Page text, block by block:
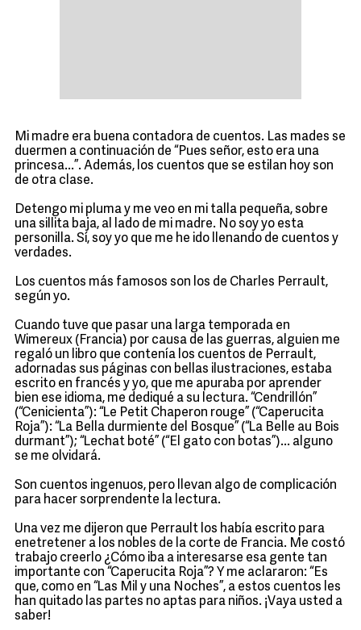
Mi madre era buena contadora de cuentos. Las mades se
duermen a continuación de “Pues señor, esto era una
princesa...”. Además, los cuentos que se estilan hoy son
de otra clase.
Detengo mi pluma y me veo en mi talla pequeña, sobre
una sillita baja, al lado de mi madre. No soy yo esta
personilla. Sí, soy yo que me he ido llenando de cuentos y
verdades.
Los cuentos más famosos son los de Charles Perrault,
según yo.
Cuando tuve que pasar una larga temporada en
Wimereux (Francia) por causa de las guerras, alguien me
regaló un libro que contenía los cuentos de Perrault,
adornadas sus páginas con bellas ilustraciones, estaba
escrito en francés y yo, que me apuraba por aprender
bien ese idioma, me dediqué a su lectura. “Cendrillón”
(“Cenicienta”): “Le Petit Chaperon rouge” (“Caperucita
Roja”): “La Bella durmiente del Bosque” (“La Belle au Bois
durmant”); “Lechat boté” (“El gato con botas”)... alguno
se me olvidará.
Son cuentos ingenuos, pero llevan algo de complicación
para hacer sorprendente la lectura.
Una vez me dijeron que Perrault los había escrito para
enetretener a los nobles de la corte de Francia. Me costó
trabajo creerlo ¿Cómo iba a interesarse esa gente tan
importante con “Caperucita Roja”? Y me aclararon: “Es
que, como en “Las Mil y una Noches”, a estos cuentos les
han quitado las partes no aptas para niños. ¡Vaya usted a
saber!